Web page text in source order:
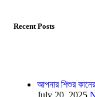
Recent Posts
আপনার শিশুর
July 20, 2025